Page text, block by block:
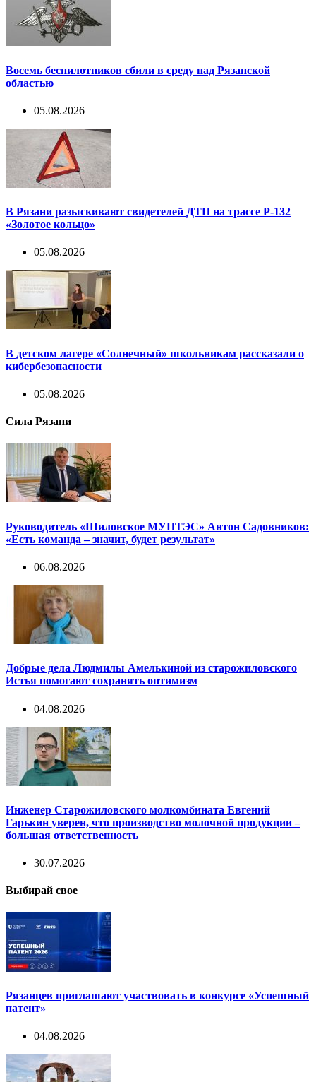
Восемь беспилотников сбили в среду над Рязанской
областью
05.08.2026
В Рязани разыскивают свидетелей ДТП на трассе Р-132
«Золотое кольцо»
05.08.2026
В детском лагере «Солнечный» школьникам рассказали о
кибербезопасности
05.08.2026
Сила Рязани
Руководитель «Шиловское МУПТЭС» Антон Садовников:
«Есть команда – значит, будет результат»
06.08.2026
Добрые дела Людмилы Амелькиной из старожиловского
Истья помогают сохранять оптимизм
04.08.2026
Инженер Старожиловского молкомбината Евгений
Гарькин уверен, что производство молочной продукции –
большая ответственность
30.07.2026
Выбирай свое
Рязанцев приглашают участвовать в конкурсе «Успешный
патент»
04.08.2026